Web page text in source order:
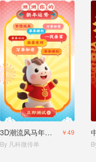
3D潮流风马年运势测试测测你2026的运势
￥49
By 凡科微传单